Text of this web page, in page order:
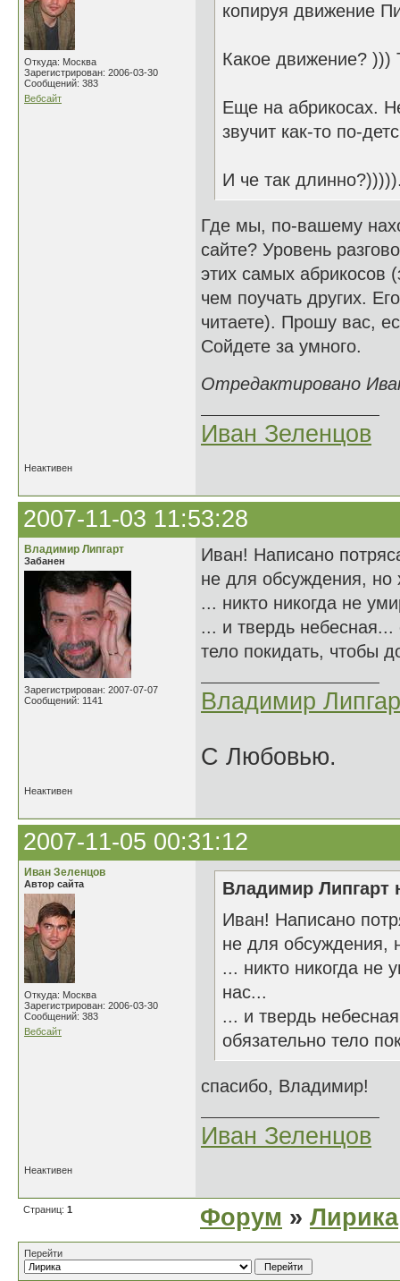
Откуда: Москва
Зарегистрирован: 2006-03-30
Сообщений: 383
Вебсайт
копируя движение
Какое движение? )))
Еще на абрикосах.
звучит как-то по-
И че так
Где мы, по-вашему
сайте? Уровень
этих самых абрикосов
чем поучать других.
читаете). Прошу вас,
Сойдете за умного.
Отредактировано
Иван Зеленцов
Неактивен
2007-11-03 11:53:28
Владимир Липгарт
Забанен
Зарегистрирован: 2007-07-07
Сообщений: 1141
Иван! Написано
не для обсуждения, но
... никто никогда не
... и твердь
тело покидать, чтобы
Владимир
С Любовью.
Неактивен
2007-11-05 00:31:12
Иван Зеленцов
Автор сайта
Откуда: Москва
Зарегистрирован: 2006-03-30
Сообщений: 383
Вебсайт
Владимир Липгарт
Иван! Написано
не для обсуждения,
... никто никогда не
нас...
... и твердь
обязательно тело
спасибо, Владимир!
Иван Зеленцов
Неактивен
Страниц: 1 Форум » Лирика
Перейти